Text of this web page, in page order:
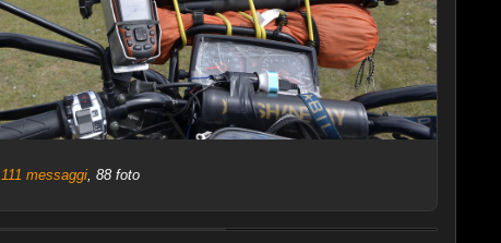
111 messaggi, 88 foto